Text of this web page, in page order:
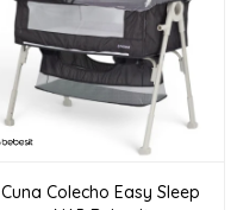
Cuna Colecho Easy Sleep